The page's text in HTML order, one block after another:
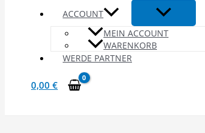
ACCOUNT
MEIN ACCOUNT
WARENKORB
WERDE PARTNER
0,00 €